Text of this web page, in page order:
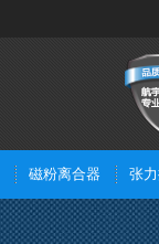
磁粉离合器 张